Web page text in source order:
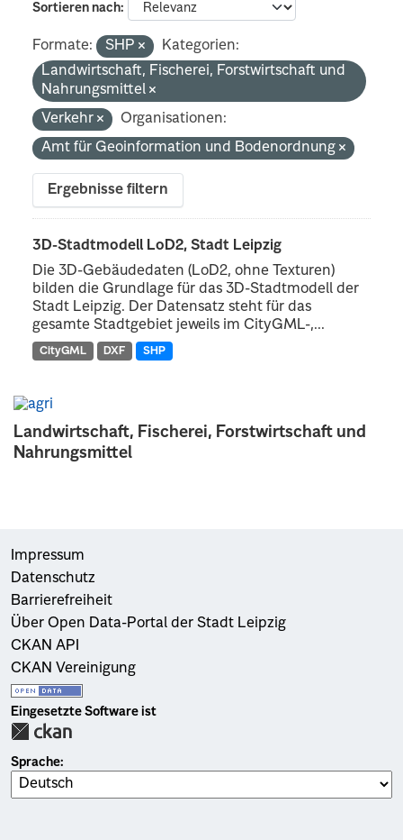
Landwirtschaft, Fischerei, Forstwirtschaft und
Nahrungsmittel
Sortieren nach
Formate: SHP
Kategorien:
Landwirtschaft, Fischerei, Forstwirtschaft und
Nahrungsmittel
Verkehr
Organisationen:
Amt für Geoinformation und Bodenordnung
Ergebnisse filtern
3D-Stadtmodell LoD2, Stadt Leipzig
Die 3D-Gebäudedaten (LoD2, ohne Texturen)
bilden die Grundlage für das 3D-Stadtmodell der
Stadt Leipzig. Der Datensatz steht für das
gesamte Stadtgebiet jeweils im CityGML-,...
CityGML DXF SHP
Impressum
Datenschutz
Barrierefreiheit
Über Open Data-Portal der Stadt Leipzig
CKAN API
CKAN Vereinigung
Eingesetzte Software ist
Sprache